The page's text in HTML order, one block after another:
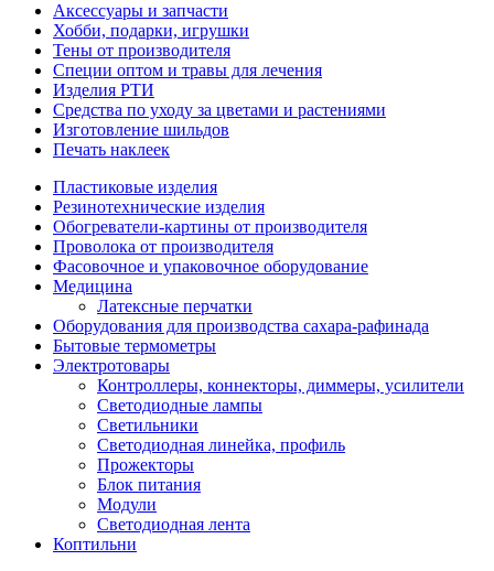
Аксессуары и запчасти
Хобби, подарки, игрушки
Тены от производителя
Специи оптом и травы для лечения
Изделия РТИ
Средства по уходу за цветами и растениями
Изготовление шильдов
Печать наклеек
Пластиковые изделия
Резинотехнические изделия
Обогреватели-картины от производителя
Проволока от производителя
Фасовочное и упаковочное оборудование
Медицина
Латексные перчатки
Оборудования для производства сахара-рафинада
Бытовые термометры
Электротовары
Контроллеры, коннекторы, диммеры, усилители
Светодиодные лампы
Светильники
Светодиодная линейка, профиль
Прожекторы
Блок питания
Модули
Светодиодная лента
Коптильни